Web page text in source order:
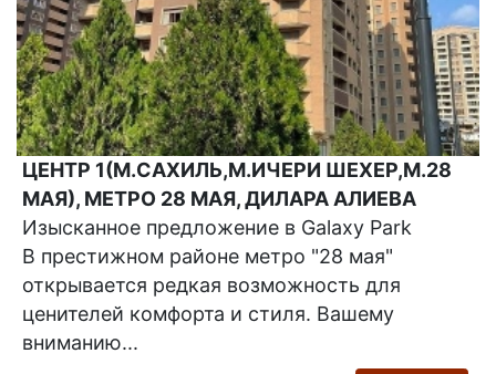
ЦЕНТР 1(М.САХИЛЬ,М.ИЧЕРИ ШЕХЕР,М.28
МАЯ), МЕТРО 28 МАЯ, ДИЛАРА АЛИЕВА
Изысканное предложение в Galaxy Park
В престижном районе метро "28 мая"
открывается редкая возможность для
ценителей комфорта и стиля. Вашему
вниманию...